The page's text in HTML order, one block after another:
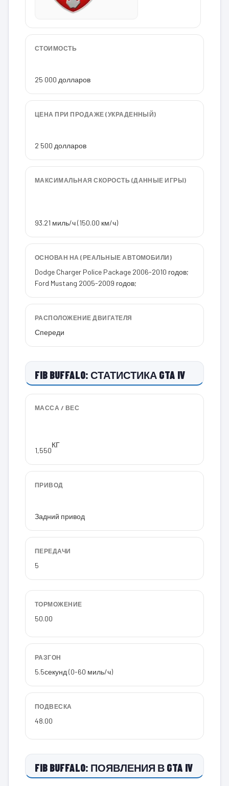
СТОИМОСТЬ
25 000 долларов
ЦЕНА ПРИ ПРОДАЖЕ (УКРАДЕННЫЙ)
2 500 долларов
МАКСИМАЛЬНАЯ СКОРОСТЬ (ДАННЫЕ ИГРЫ)
93.21 миль/ч (150.00 км/ч)
ОСНОВАН НА (РЕАЛЬНЫЕ АВТОМОБИЛИ)
Dodge Charger Police Package 2006-2010 годов;
Ford Mustang 2005-2009 годов;
РАСПОЛОЖЕНИЕ ДВИГАТЕЛЯ
Спереди
FIB BUFFALO: СТАТИСТИКА GTA IV
МАССА / ВЕС
1,550
КГ
ПРИВОД
Задний привод
ПЕРЕДАЧИ
5
ТОРМОЖЕНИЕ
50.00
РАЗГОН
5.5секунд (0-60 миль/ч)
ПОДВЕСКА
48.00
FIB BUFFALO: ПОЯВЛЕНИЯ В GTA IV